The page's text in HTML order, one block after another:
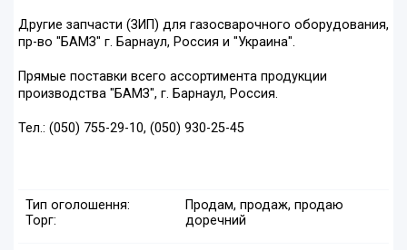
Другие запчасти (ЗИП) для газосварочного оборудования,
пр-во "БАМЗ" г. Барнаул, Россия и "Украина".
Прямые поставки всего ассортимента продукции
производства "БАМЗ", г. Барнаул, Россия.
Тел.: (050) 755-29-10, (050) 930-25-45
Тип оголошення:
Продам, продаж, продаю
Торг:
доречний